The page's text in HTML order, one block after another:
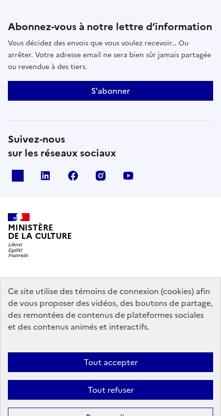
Ce site utilise des témoins de connexion (cookies) afin
de vous proposer des vidéos, des boutons de partage,
des remontées de contenus de plateformes sociales
et des contenus animés et interactifs.
Tout accepter
Tout refuser
Abonnez-vous à notre lettre d’information
Vous décidez des envois que vous voulez recevoir… Ou
arrêter. Votre adresse email ne sera bien sûr jamais partagée
ou revendue à des tiers.
S'abonner
Suivez-nous
sur les réseaux sociaux
linkedin facebook instagram
MINISTÈRE
DE LA CULTURE
data.gouv.fr legifrance.gouv.fr
info.gouv.fr
service-public.gouv.fr
Contact Mentions légales
Accessibilité : partiellement conforme
Politique générale de protection des données
des témoins de connexion (cookies)
Plan du site
Sauf mention contraire, tous les contenus de ce site sont sous